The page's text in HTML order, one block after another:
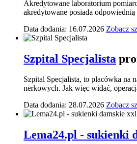
Akredytowane laboratorium
akredytowane posiada
Data dodania: 16.07.2026 Zobacz
Szpital Specjalista
Szpital Specjalista, to placówka na
nerkowych. Jak więc widać,
Data dodania: 28.07.2026 Zobacz
Lema24.pl - sukienki